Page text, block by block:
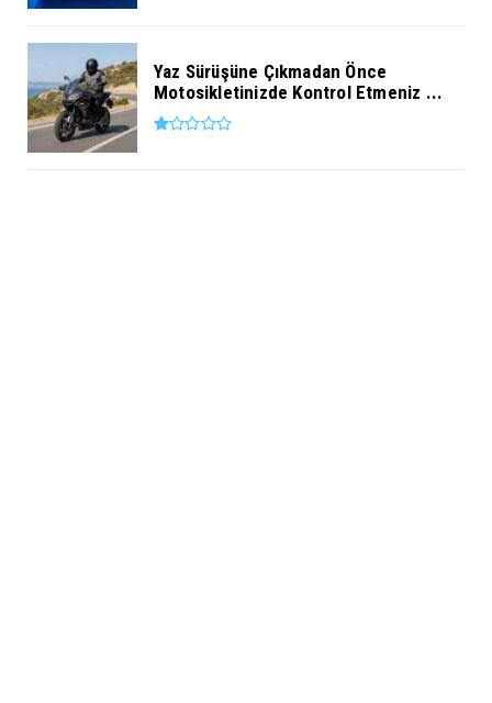
Yaz Sürüşüne Çıkmadan Önce
Motosikletinizde Kontrol Etmeniz ...